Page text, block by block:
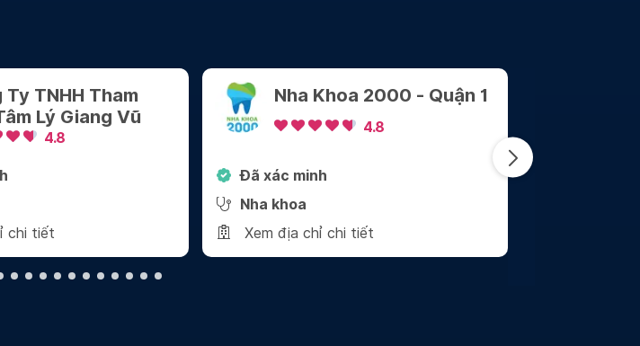
Nha Khoa 2000 - Quận 1
4.8
Đã xác minh
Xem địa chỉ chi tiết
Nha Khoa Sài Gòn
Center
Đã xác minh
Xem địa chỉ chi tiết